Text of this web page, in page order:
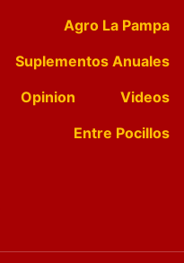
Agro La Pampa
Suplementos Anuales
Opinion
Videos
Entre Pocillos